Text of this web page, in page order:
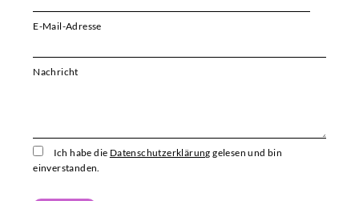
E-Mail-Adresse
Nachricht
Ich habe die Datenschutzerklärung gelesen und bin
einverstanden.